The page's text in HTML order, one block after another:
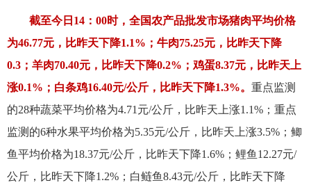
截至今日14：00时，全国农产品批发市场猪肉平均价格
为46.77元，比昨天下降1.1%；牛肉75.25元，比昨天下降
0.3；羊肉70.40元，比昨天下降0.2%；鸡蛋8.37元，比昨天上
涨0.1%；白条鸡16.40元/公斤，比昨天下降1.3%。 重点监测
的28种蔬菜平均价格为4.71元/公斤，比昨天上涨1.1%；重点
监测的6种水果平均价格为5.35元/公斤，比昨天上涨3.5%；鲫
鱼平均价格为18.37元/公斤，比昨天下降1.6%；鲤鱼12.27元/
公斤，比昨天下降1.2%；白鲢鱼8.43元/公斤，比昨天下降